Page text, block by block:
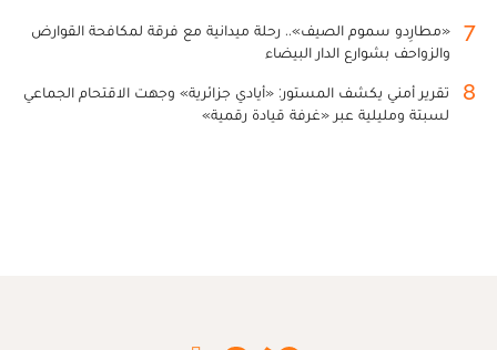
7
«مطارِدو سموم الصيف».. رحلة ميدانية مع فرقة لمكافحة القوارض
والزواحف بشوارع الدار البيضاء
8
تقرير أمني يكشف المستور: «أيادي جزائرية» وجهت الاقتحام الجماعي
لسبتة ومليلية عبر «غرفة قيادة رقمية»